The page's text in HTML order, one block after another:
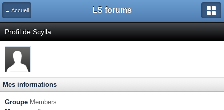
← Accueil LS forums
Profil de Scylla
Mes informations
Groupe Members